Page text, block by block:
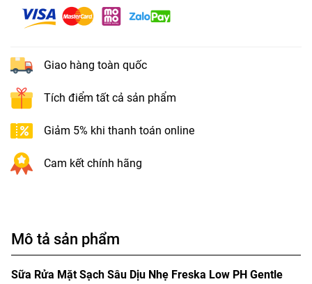
Giao hàng toàn quốc
Tích điểm tất cả sản phẩm
Giảm 5% khi thanh toán online
Cam kết chính hãng
Mô tả sản phẩm
Sữa Rửa Mặt Sạch Sâu Dịu Nhẹ Freska Low PH Gentle